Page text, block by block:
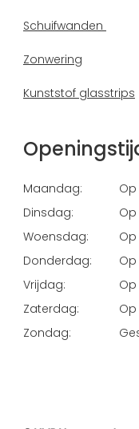
Schuifwanden
Zonwering
Kunststof glasstrips
Maandag:
Dinsdag:
Woensdag:
Donderdag:
Vrijdag:
Zaterdag:
Zondag: